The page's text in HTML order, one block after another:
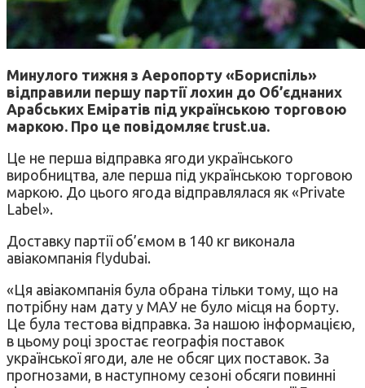
Минулого тижня з Аеропорту «Бориспіль»
відправили першу партії лохин до Об’єднаних
Арабських Еміратів під українською торговою
маркою. Про це повідомляє trust.ua.
Це не перша відправка ягоди українського
виробництва, але перша під українською торговою
маркою. До цього ягода відправлялася як «Private
Label».
Доставку партії об’ємом в 140 кг виконала
авіакомпанія flydubai.
«Ця авіакомпанія була обрана тільки тому, що на
потрібну нам дату у МАУ не було місця на борту.
Це була тестова відправка. За нашою інформацією,
в цьому році зростає географія поставок
української ягоди, але не обсяг цих поставок. За
прогнозами, в наступному сезоні обсяги повинні